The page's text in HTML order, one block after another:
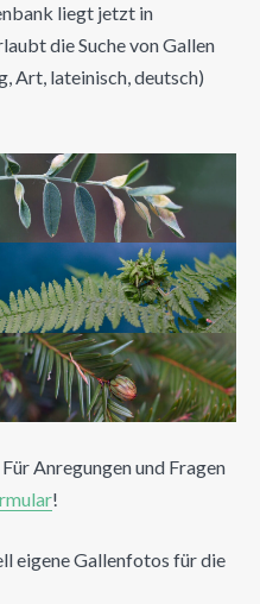
liegt jetzt in
die Suche von Gallen
Art, lateinisch, deutsch)
Anregungen und Fragen
!
eigene Gallenfotos für die